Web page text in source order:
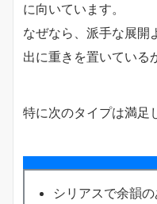
に向いています。
なぜなら、派手な展開
出に重きを置いている
特に次のタイプは満足
シリアスで余韻